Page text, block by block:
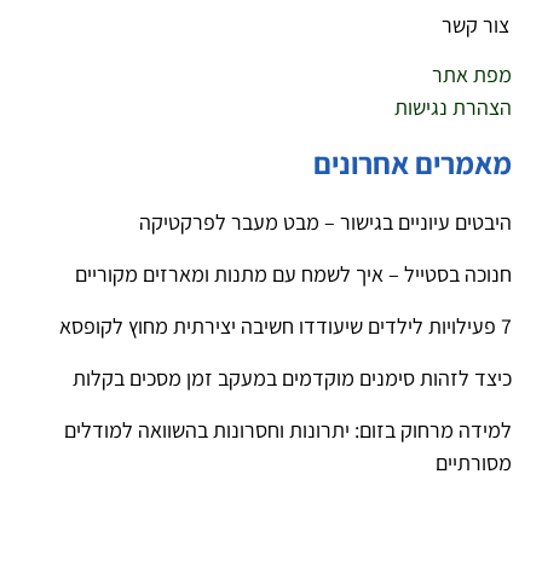
צור קשר
מפת אתר
הצהרת נגישות
מאמרים אחרונים
היבטים עיוניים בגישור – מבט מעבר לפרקטיקה
חנוכה בסטייל – איך לשמח עם מתנות ומארזים מקוריים
7 פעילויות לילדים שיעודדו חשיבה יצירתית מחוץ לקופסא
כיצד לזהות סימנים מוקדמים במעקב זמן מסכים בקלות
למידה מרחוק בזום: יתרונות וחסרונות בהשוואה למודלים
מסורתיים